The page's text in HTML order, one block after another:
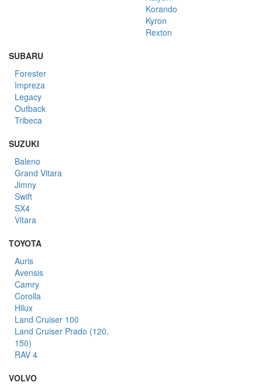
Korando
Kyron
Rexton
SUBARU
Forester
Impreza
Legacy
Outback
Tribeca
SUZUKI
Baleno
Grand Vitara
Jimny
Swift
SX4
Vitara
TOYOTA
Auris
Avensis
Camry
Corolla
Hilux
Land Cruiser 100
Land Cruiser Prado (120,
150)
RAV 4
VOLVO